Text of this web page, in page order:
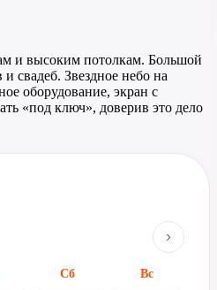
и высоким потолкам. Большой
свадеб. Звездное небо на
оборудование, экран с
«под ключ», доверив это дело
›
Сб Вс